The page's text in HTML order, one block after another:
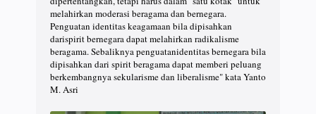
melahirkan moderasi beragama dan bernegara.
Penguatan identitas keagamaan bila dipisahkan
darispirit bernegara dapat melahirkan radikalisme
beragama. Sebaliknya penguatanidentitas bernegara bila
dipisahkan dari spirit beragama dapat memberi peluang
berkembangnya sekularisme dan liberalisme" kata Yanto
M. Asri